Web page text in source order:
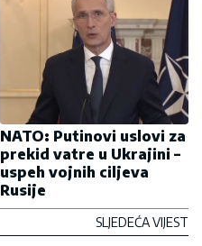
NATO: Putinovi uslovi za
prekid vatre u Ukrajini –
uspeh vojnih ciljeva
Rusije
SLJEDEĆA VIJEST